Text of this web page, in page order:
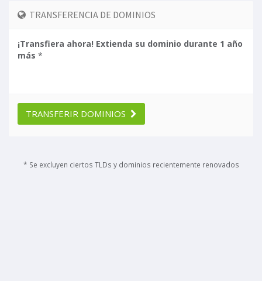
TRANSFERENCIA DE DOMINIOS
¡Transfiera ahora! Extienda su dominio durante 1 año
más *
TRANSFERIR DOMINIOS
* Se excluyen ciertos TLDs y dominios recientemente renovados